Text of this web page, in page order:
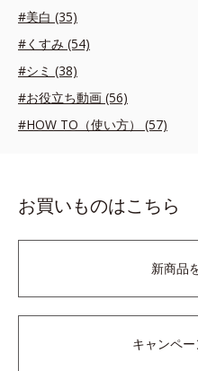
#美白 (35)
#くすみ (54)
#シミ (38)
#お役立ち動画 (56)
#HOW TO（使い方） (57)
お買いものはこちら
新商品
キャンペ